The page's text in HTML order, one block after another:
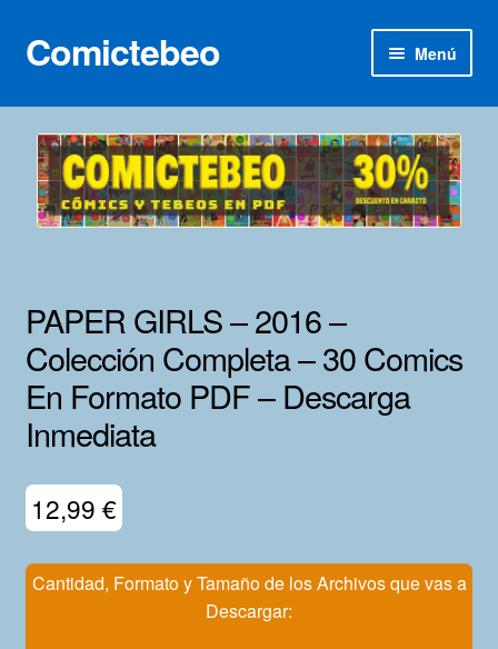
Ir
a
Ir
al
Comictebeo Menú
Inicio
Categorías
Franco-Belga
Lotes 100
Adultos
Mi Cuenta
PAPER GIRLS – 2016 –
Colección Completa – 30 Comics
En Formato PDF – Descarga
Inmediata
12,99 €
Cantidad, Formato y Tamaño de los Archivos que vas a
Descargar: